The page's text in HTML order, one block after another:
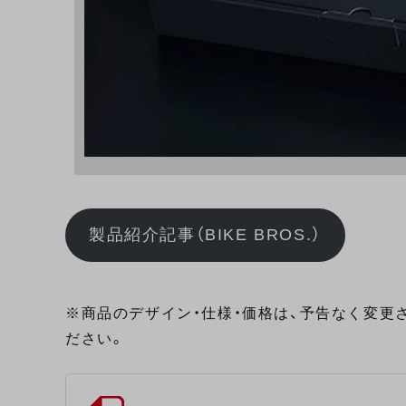
製品紹介記事（BIKE BROS.）
※商品のデザイン・仕様・価格は、予告なく変
ださい。